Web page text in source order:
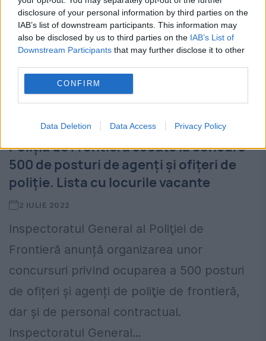
disclosure of your personal information by third parties on the
IAB’s list of downstream participants. This information may
also be disclosed by us to third parties on the IAB’s List of
Downstream Participants that may further disclose it to other
CONFIRM
Data Deletion Data Access Privacy Policy
Poliția de Frontieră scoate la concurs
500 de posturi de agenţi şi ofiţeri de
poliţie. Lista cu locurile vacante
2 IULIE 2022
Inspectoratul General al Poliţiei de
Frontieră anunță organizarea unor
concursuri privind ocuparea a 500 posturi
de ofițeri şi agenți de poliţie de frontieră,
dar şi de personal contractual.
Inspectoratul General...